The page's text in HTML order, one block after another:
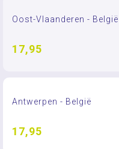
Oost-Vlaanderen - België
17,95
Antwerpen - België
17,95